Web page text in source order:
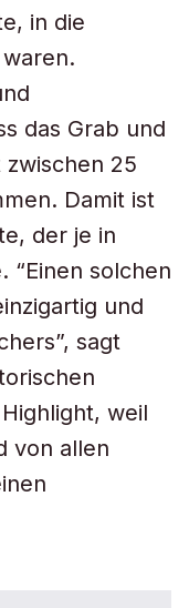
in die
das Grab und
25
Damit ist
der je in
“Einen solchen
und
sagt
weil
von allen